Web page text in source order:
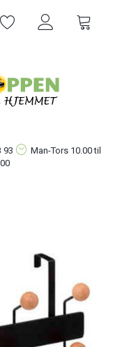
93 Man-Tors 10.00 til